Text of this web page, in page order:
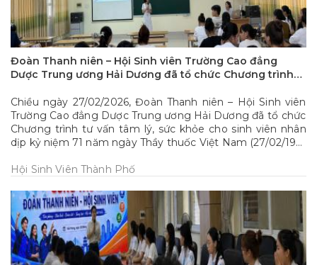
Đoàn Thanh niên – Hội Sinh viên Trường Cao đẳng
Dược Trung ương Hải Dương đã tổ chức Chương trình
Chiều ngày 27/02/2026, Đoàn Thanh niên – Hội Sinh viên
Trường Cao đẳng Dược Trung ương Hải Dương đã tổ chức
Chương trình tư vấn tâm lý, sức khỏe cho sinh viên nhân
dịp kỷ niệm 71 năm ngày Thầy thuốc Việt Nam (27/02/1955
Hội Sinh Viên Thành Phố